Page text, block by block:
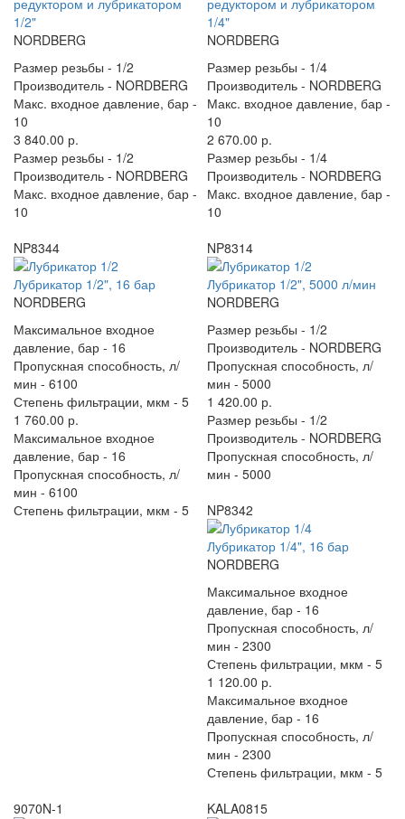
редуктором и лубрикатором
1/2"
NORDBERG
Размер резьбы - 1/2
Производитель - NORDBERG
Макс. входное давление, бар -
10
3 840.00 р.
Размер резьбы - 1/2
Производитель - NORDBERG
Макс. входное давление, бар -
10
редуктором и лубрикатором
1/4"
NORDBERG
Размер резьбы - 1/4
Производитель - NORDBERG
Макс. входное давление, бар -
10
2 670.00 р.
Размер резьбы - 1/4
Производитель - NORDBERG
Макс. входное давление, бар -
10
NP8344
Лубрикатор 1/2", 16 бар
NORDBERG
Максимальное входное
давление, бар - 16
Пропускная способность, л/
мин - 6100
Степень фильтрации, мкм - 5
1 760.00 р.
Максимальное входное
давление, бар - 16
Пропускная способность, л/
мин - 6100
Степень фильтрации, мкм - 5
NP8314
Лубрикатор 1/2", 5000 л/мин
NORDBERG
Размер резьбы - 1/2
Производитель - NORDBERG
Пропускная способность, л/
мин - 5000
1 420.00 р.
Размер резьбы - 1/2
Производитель - NORDBERG
Пропускная способность, л/
мин - 5000
NP8342
Лубрикатор 1/4", 16 бар
NORDBERG
Максимальное входное
давление, бар - 16
Пропускная способность, л/
мин - 2300
Степень фильтрации, мкм - 5
1 120.00 р.
Максимальное входное
давление, бар - 16
Пропускная способность, л/
мин - 2300
Степень фильтрации, мкм - 5
9070N-1
KALA0815